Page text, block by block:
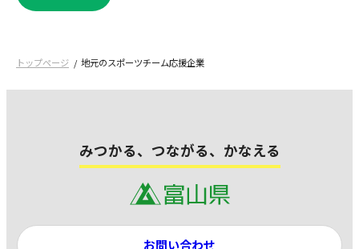
トップページ 地元のスポーツチーム応援企業
みつかる、つながる、かなえる
お問い合わせ